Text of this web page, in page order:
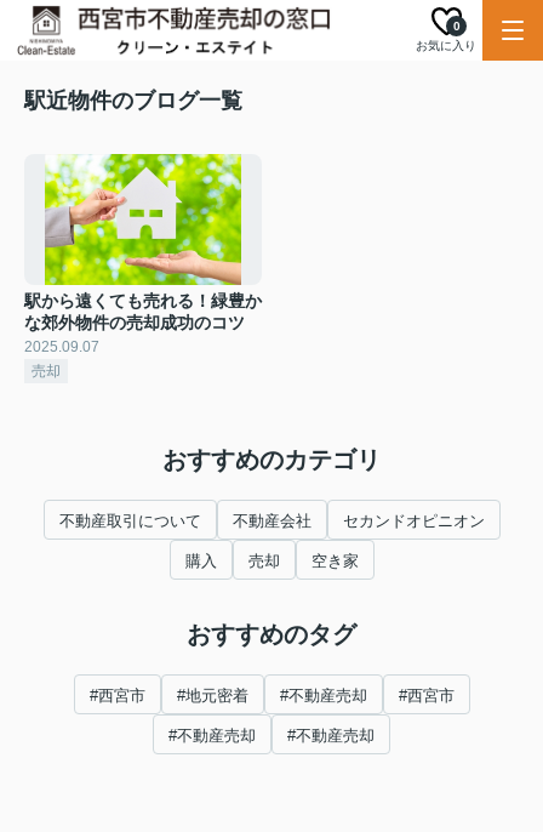
お気に入り
0
駅近物件のブログ一覧
駅から遠くても売れる！緑豊か
な郊外物件の売却成功のコツ
2025.09.07
売却
おすすめのカテゴリ
不動産取引について 不動産会社 セカンドオピニオン
購入 売却 空き家
おすすめのタグ
#西宮市 #地元密着 #不動産売却 #西宮市
#不動産売却 #不動産売却